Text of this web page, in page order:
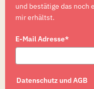
und bestätige das noch
mir erhältst.
E-Mail Adresse*
Datenschutz und AGB